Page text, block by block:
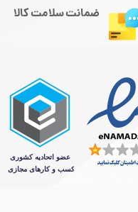
ضمانت سلامت کالا